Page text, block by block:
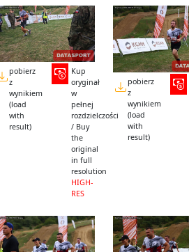
pobierz
z
wynikiem
(load
with
result)
Kup
oryginał
w
pełnej
rozdzielczości
/ Buy
the
original
in full
resolution
HIGH-
RES
pobierz
z
wynikiem
(load
with
result)